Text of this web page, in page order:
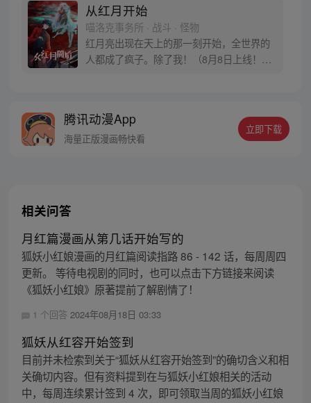
从红月开始
喵洛克事务所 · 战斗 · 怪物
红月亮出现在天上的那一刻开始，全世界的
人都成了疯子。除了我！（8月8日上线！每
腾讯动漫App
海量正版漫画畅快看
立即下载
相关问答
月红篇漫画从第几话开始写的
狐妖小红娘漫画的月红篇阅读指路 86 - 142 话，每周周四
更新。 等待电视剧的同时，也可以点击下方链接来阅读
《狐妖小红娘》原著提前了解剧情了！
1 个回答 2024年08月18日 03:33
狐妖从红容开始签到
目前并未检索到关于“狐妖从红容开始签到”的确切含义和相
关确切内容。但有资料提到在与狐妖小红娘相关的活动
中，每周连续累计签到 4 次，即可领取当周的狐妖小红娘